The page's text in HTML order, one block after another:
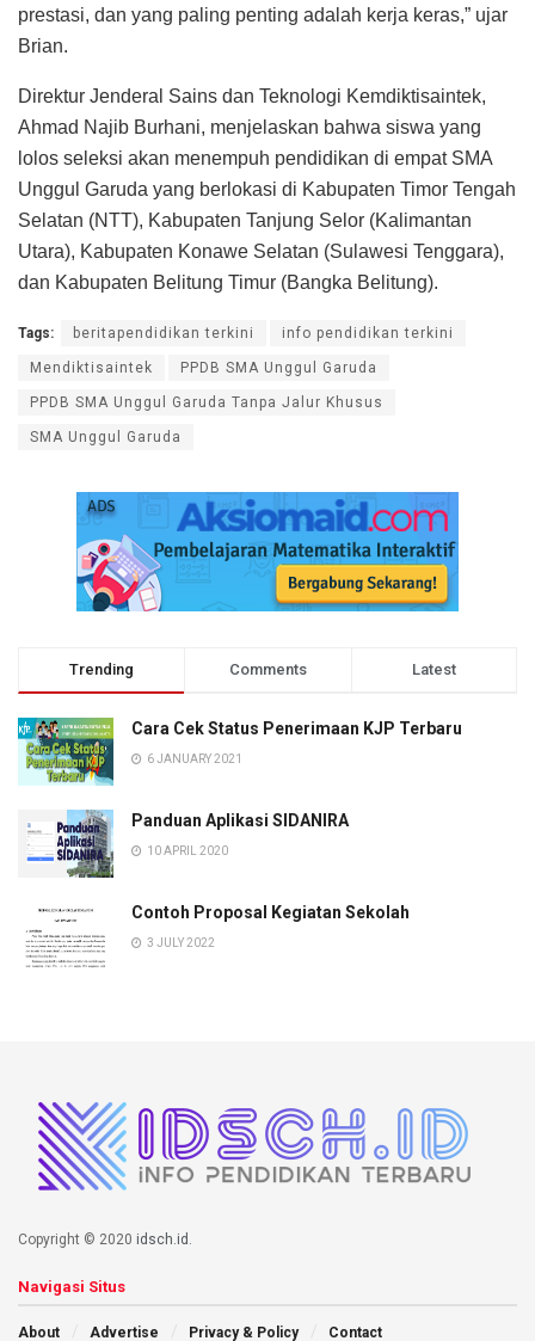
prestasi, dan yang paling penting adalah kerja keras,” ujar
Brian.
Direktur Jenderal Sains dan Teknologi Kemdiktisaintek,
Ahmad Najib Burhani, menjelaskan bahwa siswa yang
lolos seleksi akan menempuh pendidikan di empat SMA
Unggul Garuda yang berlokasi di Kabupaten Timor Tengah
Selatan (NTT), Kabupaten Tanjung Selor (Kalimantan
Utara), Kabupaten Konawe Selatan (Sulawesi Tenggara),
dan Kabupaten Belitung Timur (Bangka Belitung).
Tags: beritapendidikan terkini info pendidikan terkini
Mendiktisaintek PPDB SMA Unggul Garuda
PPDB SMA Unggul Garuda Tanpa Jalur Khusus
SMA Unggul Garuda
Trending Comments Latest
Cara Cek Status Penerimaan KJP Terbaru
6 JANUARY 2021
Panduan Aplikasi SIDANIRA
10 APRIL 2020
Contoh Proposal Kegiatan Sekolah
3 JULY 2022
Copyright © 2020 idsch.id .
Navigasi Situs
About Advertise Privacy & Policy Contact